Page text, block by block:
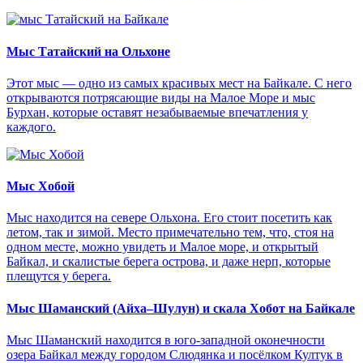
Мыс Татайский на Ольхоне
Этот мыс — одно из самых красивых мест на Байкале. С него
открываются потрясающие виды на Малое Море и мыс
Бурхан, которые оставят незабываемые впечатления у
каждого.
Мыс Хобой
Мыс находится на севере Ольхона. Его стоит посетить как
летом, так и зимой. Место примечательно тем, что, стоя на
одном месте, можно увидеть и Малое море, и открытый
Байкал, и скалистые берега острова, и даже нерп, которые
плещутся у берега.
Мыс Шаманский (Айха–Шулун) и скала Хобот на Байкале
Мыс Шаманский находится в юго-западной оконечности
озера Байкал между городом Слюдянка и посёлком Култук в